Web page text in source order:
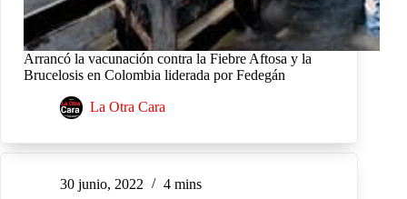
Arrancó la vacunación contra la Fiebre Aftosa y la
Brucelosis en Colombia liderada por Fedegán
La Otra Cara
30 junio, 2022 4 mins